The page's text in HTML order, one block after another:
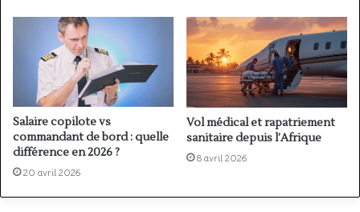
Salaire copilote vs
commandant de bord : quelle
différence en 2026 ?
20 avril 2026
Vol médical et rapatriement
sanitaire depuis l’Afrique
8 avril 2026